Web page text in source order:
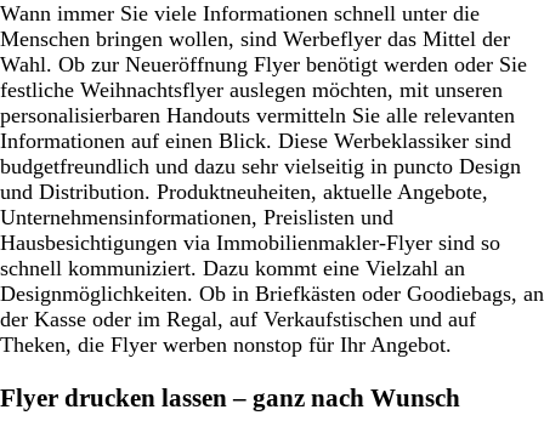
Wann immer Sie viele Informationen schnell unter die
Menschen bringen wollen, sind Werbeflyer das Mittel der
Wahl. Ob zur Neueröffnung Flyer benötigt werden oder Sie
festliche Weihnachtsflyer auslegen möchten, mit unseren
personalisierbaren Handouts vermitteln Sie alle relevanten
Informationen auf einen Blick. Diese Werbeklassiker sind
budgetfreundlich und dazu sehr vielseitig in puncto Design
und Distribution. Produktneuheiten, aktuelle Angebote,
Unternehmensinformationen, Preislisten und
Hausbesichtigungen via Immobilienmakler-Flyer sind so
schnell kommuniziert. Dazu kommt eine Vielzahl an
Designmöglichkeiten. Ob in Briefkästen oder Goodiebags, an
der Kasse oder im Regal, auf Verkaufstischen und auf
Theken, die Flyer werben nonstop für Ihr Angebot.
Flyer drucken lassen – ganz nach Wunsch